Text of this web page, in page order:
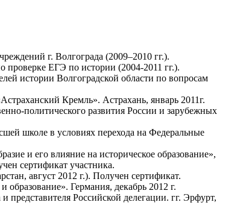
г. Волгограда (2009–2010 гг.).
проверке ЕГЭ по истории (2004-2011 гг.).
истории Волгоградской области по вопросам
Кремль». Астрахань, январь 2011г.
политического развития России и зарубежных
школе в условиях перехода на Федеральные
и его влияние на историческое образование»,
сертификат участника.
август 2012 г.). Получен сертификат.
Германия, декабрь 2012 г.
представителя Российской делегации. гг. Эрфурт,